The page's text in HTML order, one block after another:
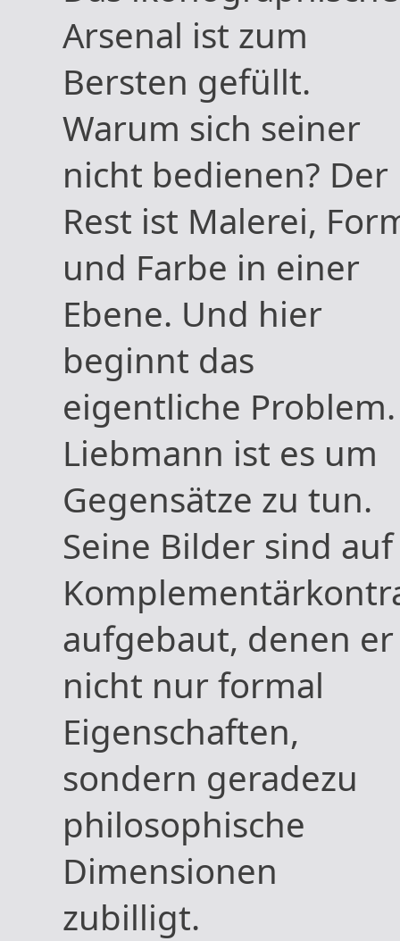
Arsenal ist zum
Bersten gefüllt.
Warum sich seiner
nicht bedienen? Der
Rest ist Malerei,
und Farbe in einer
Ebene. Und hier
beginnt das
eigentliche Problem.
Liebmann ist es um
Gegensätze zu tun.
Seine Bilder sind auf
aufgebaut, denen er
nicht nur formal
Eigenschaften,
sondern geradezu
philosophische
Dimensionen
zubilligt.